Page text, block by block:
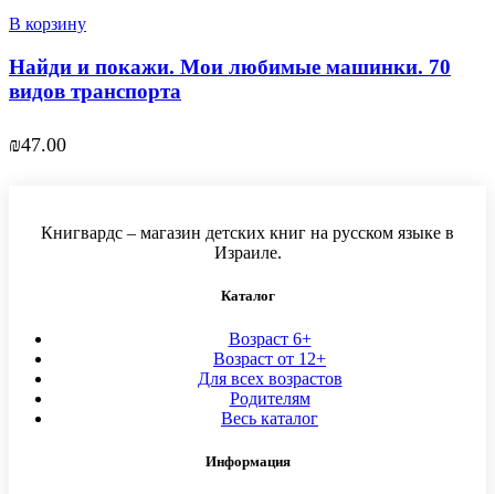
В корзину
Найди и покажи. Мои любимые машинки. 70
видов транспорта
₪47.00
Книгвардс – магазин детских книг на русском языке в
Израиле.
Каталог
Возраст 6+
Возраст от 12+
Для всех возрастов
Родителям
Весь каталог
Информация